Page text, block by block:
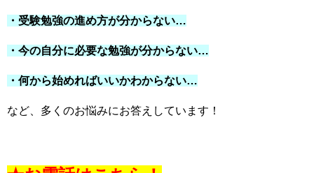
・受験勉強の進め方が分からない…
・今の自分に必要な勉強が分からない…
・何から始めればいいかわからない…
など、多くのお悩みにお答えしています！